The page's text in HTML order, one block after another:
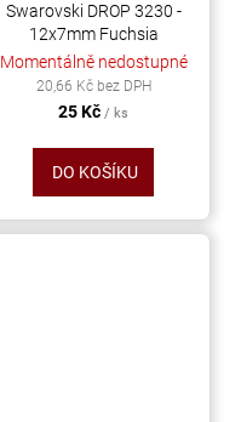
Swarovski DROP 3230 -
12x7mm Fuchsia
Momentálně nedostupné
20,66 Kč bez DPH
25 Kč / ks
DO KOŠÍKU